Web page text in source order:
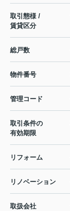
取引態様 /
賃貸区分
総戸数
物件番号
管理コード
取引条件の
有効期限
リフォーム
リノベーション
取扱会社